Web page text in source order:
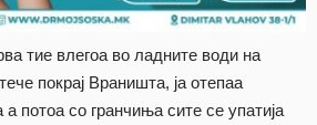
тие влегоа во ладните води на
покрај Враништа, ја отепаа
потоа со гранчиња сите се упатија